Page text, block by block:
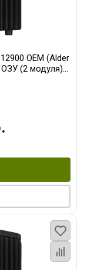
OEM (Alder
ОЗУ (2 модуля)/
256bit 3xDP